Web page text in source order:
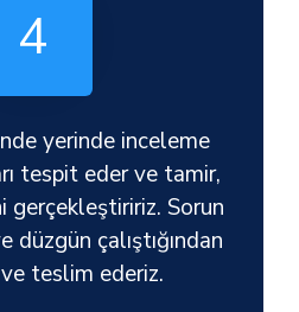
4
yerinde inceleme
tespit eder ve tamir,
gerçekleştiririz. Sorun
düzgün çalıştığından
teslim ederiz.